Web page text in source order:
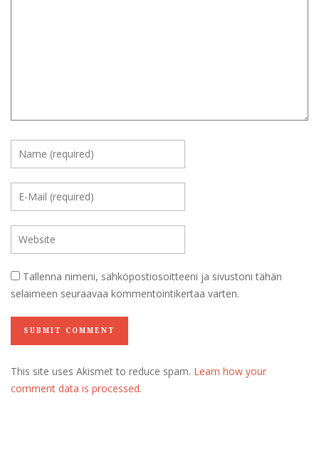
Tallenna nimeni, sähköpostiosoitteeni ja sivustoni tähän
selaimeen seuraavaa kommentointikertaa varten.
This site uses Akismet to reduce spam. Learn how your
comment data is processed.